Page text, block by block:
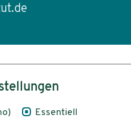
Essentiell